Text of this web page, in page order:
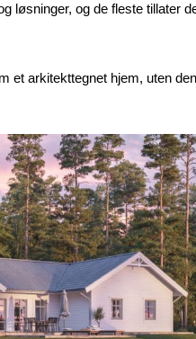
løsninger, og de fleste tillater
et arkitekttegnet hjem, uten